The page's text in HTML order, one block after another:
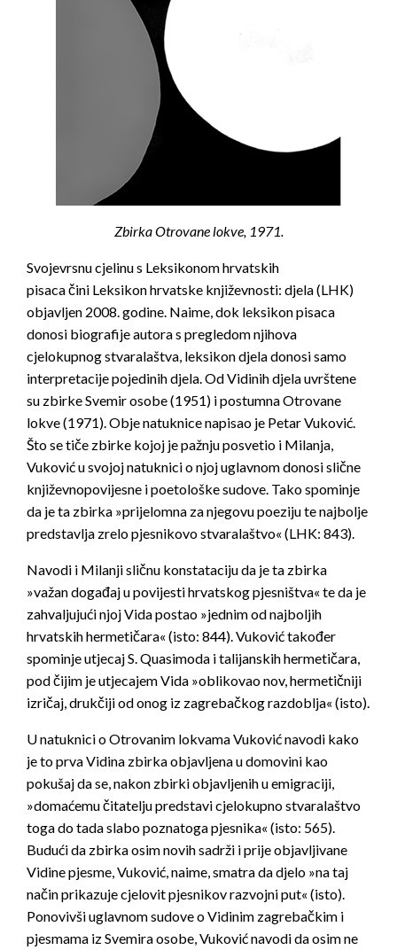
Zbirka Otrovane lokve, 1971.
Svojevrsnu cjelinu s Leksikonom hrvatskih
pisacačini Leksikon hrvatske književnosti: djela(LHK)
objavljen 2008. godine. Naime, dok leksikon pisaca
donosi biografije autora s pregledom njihova
cjelokupnog stvaralaštva, leksikon djela donosi samo
interpretacije pojedinih djela. Od Vidinih djela uvrštene
su zbirkeSvemir osobe(1951) i postumnaOtrovane
lokve(1971). Obje natuknice napisao je Petar Vuković.
Što se tiče zbirke kojoj je pažnju posvetio i Milanja,
Vuković u svojoj natuknici o njoj uglavnom donosi slične
književnopovijesne i poetološke sudove. Tako spominje
da je ta zbirka »prijelomna za njegovu poeziju te najbolje
predstavlja zrelo pjesnikovo stvaralaštvo« (LHK: 843).
Navodi i Milanji sličnu konstataciju da je ta zbirka
»važan događaj u povijesti hrvatskog pjesništva« te da je
zahvaljujući njoj Vida postao »jednim od najboljih
hrvatskih hermetičara« (isto: 844). Vuković također
spominje utjecaj S. Quasimoda i talijanskih hermetičara,
pod čijim je utjecajem Vida »oblikovao nov, hermetičniji
izričaj, drukčiji od onog iz zagrebačkog razdoblja« (isto).
U natuknici oOtrovanim lokvamaVuković navodi kako
je to prva Vidina zbirka objavljena u domovini kao
pokušaj da se, nakon zbirki objavljenih u emigraciji,
»domaćemu čitatelju predstavi cjelokupno stvaralaštvo
toga do tada slabo poznatoga pjesnika« (isto: 565).
Budući da zbirka osim novih sadrži i prije objavljivane
Vidine pjesme, Vuković, naime, smatra da djelo »na taj
način prikazuje cjelovit pjesnikov razvojni put« (isto).
Ponovivši uglavnom sudove o Vidinim zagrebačkim i
pjesmama izSvemira osobe, Vuković navodi da osim ne